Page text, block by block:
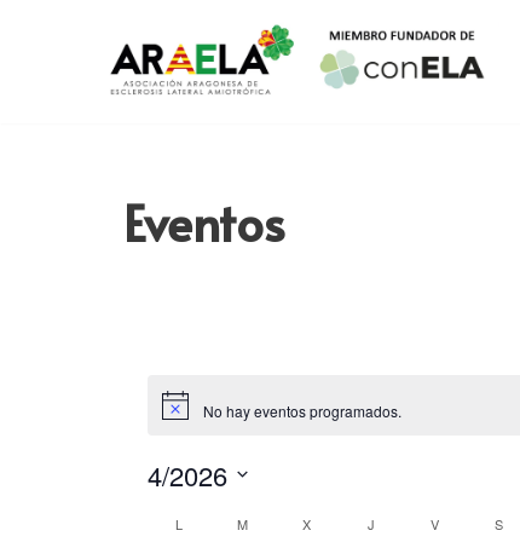
Eventos
No hay eventos programados.
4/2026
L M X J V S